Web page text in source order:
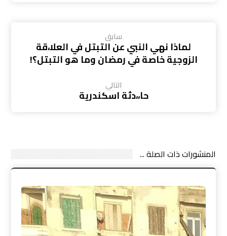
سابق
لماذا نهي النبي عن التبتل في العلا،قة
الزوجية خاصة في رمضان وما هو التبتل؟!
التالي
حا،،دثة اسكندرية
المنشورات ذات الصلة ...